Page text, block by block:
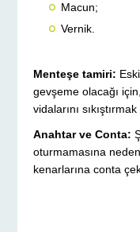
Macun;
Vernik.
Menteşe tamiri: Esk
gevşeme olacağı
vidalarını
Anahtar ve Conta:
oturmamasına
kenarlarına conta